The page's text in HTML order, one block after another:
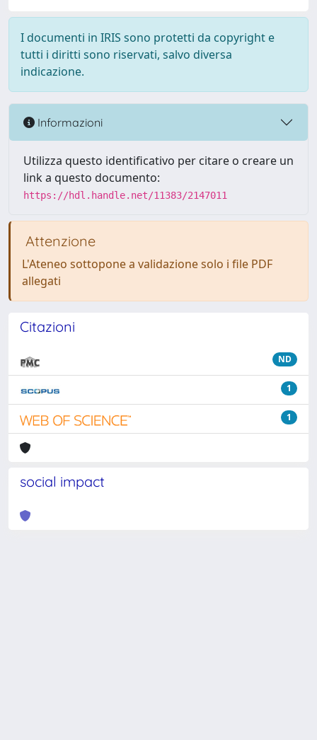
I documenti in IRIS sono protetti da copyright e
tutti i diritti sono riservati, salvo diversa
indicazione.
Informazioni
Utilizza questo identificativo per citare o creare un
link a questo documento:
https://hdl.handle.net/11383/2147011
Attenzione
L'Ateneo sottopone a validazione solo i file PDF
allegati
Citazioni
ND
1
1
social impact